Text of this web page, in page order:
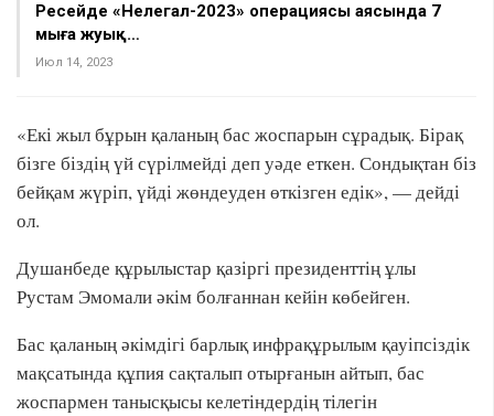
Ресейде «Нелегал-2023» операциясы аясында 7
мыңға жуық…
Июл 14, 2023
«Екі жыл бұрын қаланың бас жоспарын сұрадық. Бірақ
бізге біздің үй сүрілмейді деп уәде еткен. Сондықтан біз
бейқам жүріп, үйді жөндеуден өткізген едік», — дейді
ол.
Душанбеде құрылыстар қазіргі президенттің ұлы
Рустам Эмомали әкім болғаннан кейін көбейген.
Бас қаланың әкімдігі барлық инфрақұрылым қауіпсіздік
мақсатында құпия сақталып отырғанын айтып, бас
жоспармен танысқысы келетіндердің тілегін